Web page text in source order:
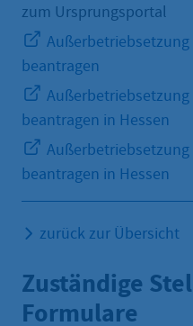
zum Ursprungsportal
Außerbetriebsetzung
beantragen
Außerbetriebsetzung
beantragen in Hessen
Außerbetriebsetzung
beantragen in Hessen
zurück zur Übersicht
Zuständige
Formulare